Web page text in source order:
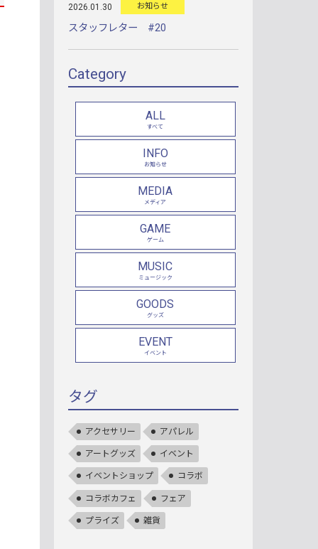
2026.01.30 お知らせ
スタッフレター #20
Category
ALL
すべて
INFO
お知らせ
MEDIA
メディア
GAME
ゲーム
MUSIC
ミュージック
GOODS
グッズ
EVENT
イベント
タグ
アクセサリー アパレル
アートグッズ イベント
イベントショップ コラボ
コラボカフェ フェア
プライズ 雑貨